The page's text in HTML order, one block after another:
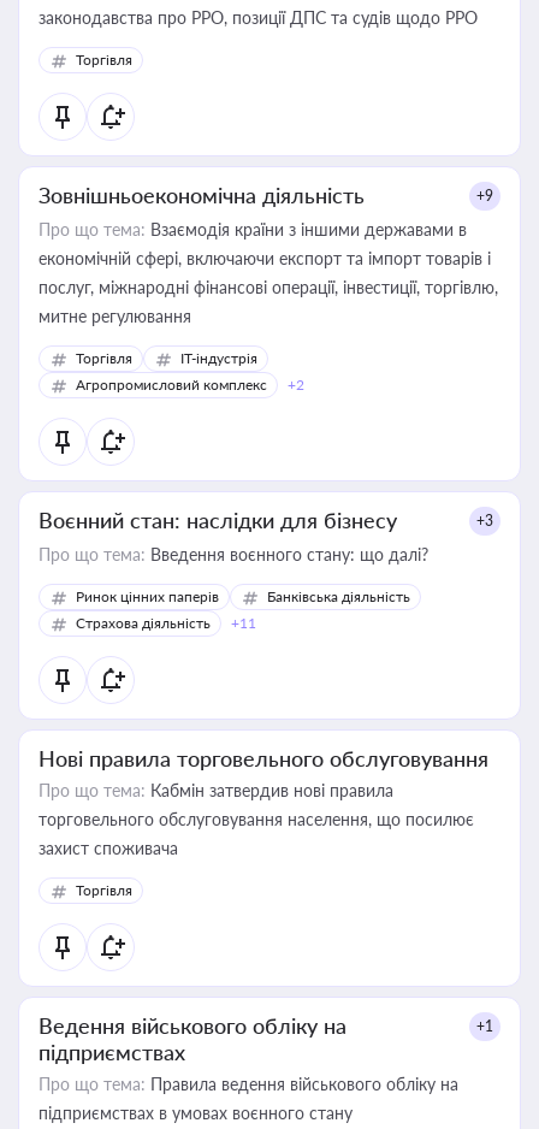
законодавства про РРО, позиції ДПС та судів щодо РРО
Торгівля
Зовнішньоекономічна діяльність +9
Про що тема: Взаємодія країни з іншими державами в
економічній сфері, включаючи експорт та імпорт товарів і
послуг, міжнародні фінансові операції, інвестиції, торгівлю,
митне регулювання
Торгівля
IT-індустрія
Агропромисловий комплекс
+2
Воєнний стан: наслідки для бізнесу +3
Про що тема: Введення воєнного стану: що далі?
Ринок цінних паперів
Банківська діяльність
Страхова діяльність
+11
Нові правила торговельного обслуговування
Про що тема: Кабмін затвердив нові правила
торговельного обслуговування населення, що посилює
захист споживача
Торгівля
Ведення військового обліку на
підприємствах
+1
Про що тема: Правила ведення військового обліку на
підприємствах в умовах воєнного стану